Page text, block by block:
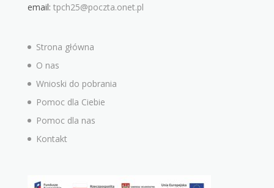
email: tpch25@poczta.onet.pl
Strona główna
O nas
Wnioski do pobrania
Pomoc dla Ciebie
Pomoc dla nas
Kontakt